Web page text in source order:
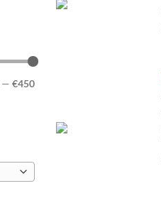
— €450